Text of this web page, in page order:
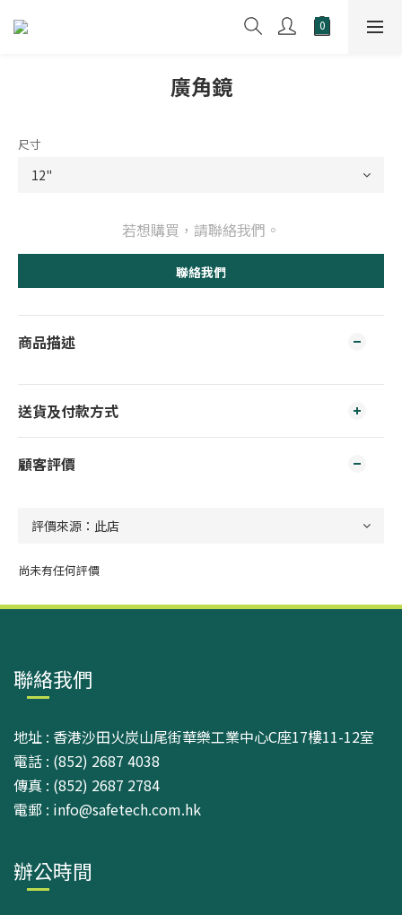
廣角鏡
尺寸
若想購買，請聯絡我們。
聯絡我們
商品描述
送貨及付款方式
顧客評價
尚未有任何評價
聯絡我們
地址 : 香港沙田火炭山尾街華樂工業中心C座17樓11-12室
電話 : (852) 2687 4038
傳真 : (852) 2687 2784
電郵 : info@safetech.com.hk
辦公時間